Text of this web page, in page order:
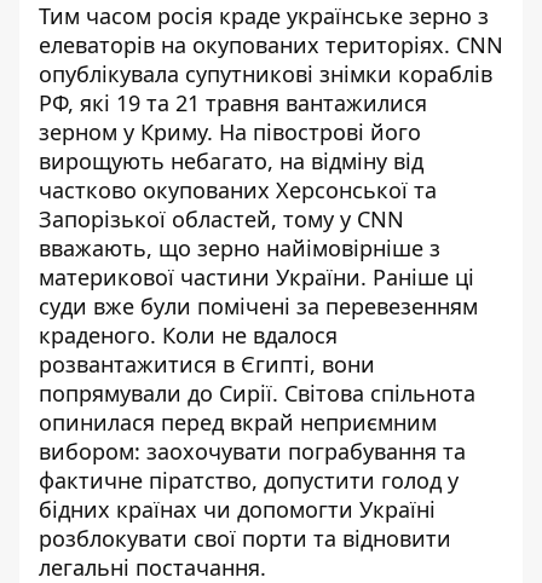
Тим часом росія краде українське зерно з
елеваторів на окупованих територіях. CNN
опублікувала супутникові знімки кораблів
РФ, які 19 та 21 травня вантажилися
зерном у Криму. На півострові його
вирощують небагато, на відміну від
частково окупованих Херсонської та
Запорізької областей, тому у CNN
вважають, що зерно найімовірніше з
материкової частини України. Раніше ці
суди вже були помічені за перевезенням
краденого. Коли не вдалося
розвантажитися в Єгипті, вони
попрямували до Сирії. Світова спільнота
опинилася перед вкрай неприємним
вибором: заохочувати пограбування та
фактичне піратство, допустити голод у
бідних країнах чи допомогти Україні
розблокувати свої порти та відновити
легальні постачання.